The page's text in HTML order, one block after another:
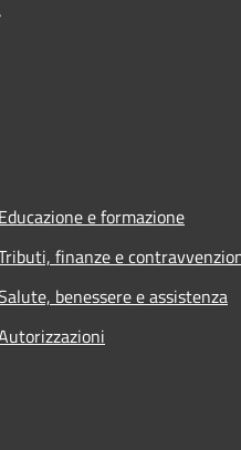
Educazione e formazione
finanze e
benessere e assistenza